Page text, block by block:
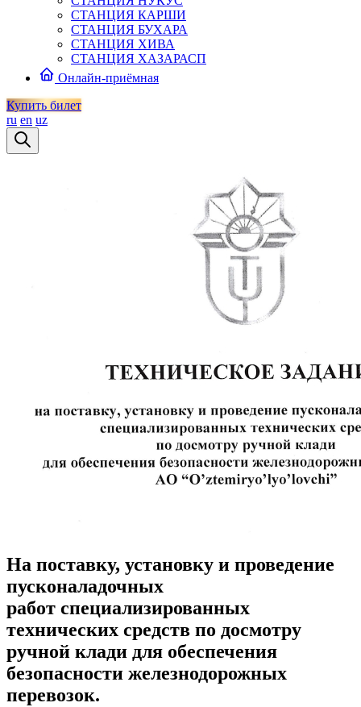
СТАНЦИЯ КАРШИ
СТАНЦИЯ БУХАРА
СТАНЦИЯ ХИВА
СТАНЦИЯ ХАЗАРАСП
Онлайн-приёмная
Купить билет
ru en uz
На поставку, установку и проведение
пусконаладочных
работ специализированных
технических средств по досмотру
ручной клади для обеспечения
безопасности железнодорожных
перевозок.